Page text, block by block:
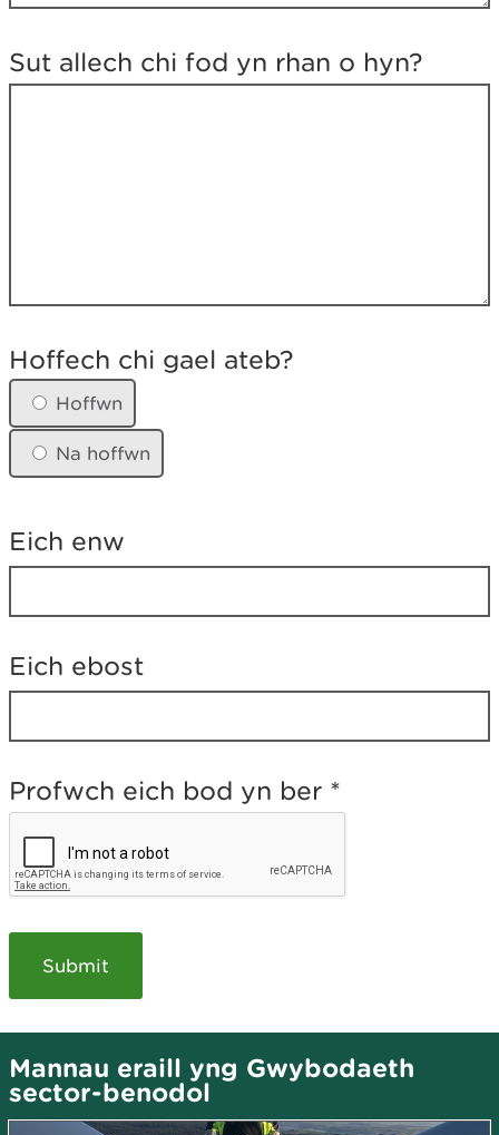
r
c
h
Sut allech chi fod yn rhan o hyn?
f
f
c
c
g
a
l
t
e
b
Hoffech chi gael ateb?
Hoffwn
Na hoffwn
Eich enw
Eich ebost
Profwch eich bod yn ber *
Mannau eraill yng Gwybodaeth
sector-benodol